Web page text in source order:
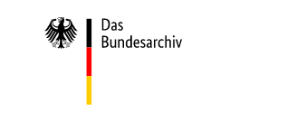
Zur
Startseite